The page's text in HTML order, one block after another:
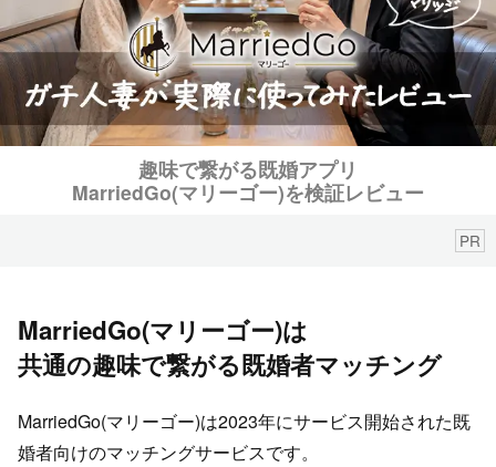
趣味で繋がる既婚アプリ
MarriedGo(マリーゴー)を検証レビュー
PR
MarriedGo(マリーゴー)は
共通の趣味で繋がる既婚者マッチング
MarriedGo(マリーゴー)は2023年にサービス開始された既
婚者向けのマッチングサービスです。